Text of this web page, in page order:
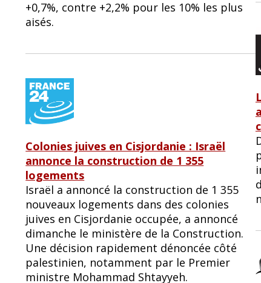
+0,7%, contre +2,2% pour les 10% les plus
aisés.
Colonies juives en Cisjordanie : Israël
annonce la construction de 1 355
logements
Israël a annoncé la construction de 1 355
nouveaux logements dans des colonies
juives en Cisjordanie occupée, a annoncé
dimanche le ministère de la Construction.
Une décision rapidement dénoncée côté
palestinien, notamment par le Premier
ministre Mohammad Shtayyeh.